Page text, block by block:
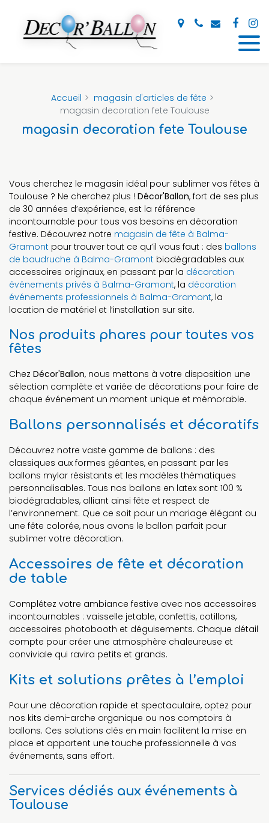
Accueil
magasin d'articles de fête
magasin decoration fete Toulouse
magasin decoration fete Toulouse
Vous cherchez le magasin idéal pour sublimer vos fêtes à
Toulouse ? Ne cherchez plus ! Décor'Ballon, fort de ses plus
de 30 années d’expérience, est la référence
incontournable pour tous vos besoins en décoration
festive. Découvrez notre magasin de fête à Balma-
Gramont pour trouver tout ce qu’il vous faut : des ballons
de baudruche à Balma-Gramont biodégradables aux
accessoires originaux, en passant par la décoration
événements privés à Balma-Gramont, la décoration
événements professionnels à Balma-Gramont, la
location de matériel et l’installation sur site.
Nos produits phares pour toutes vos
fêtes
Chez Décor'Ballon, nous mettons à votre disposition une
sélection complète et variée de décorations pour faire de
chaque événement un moment unique et mémorable.
Ballons personnalisés et décoratifs
Découvrez notre vaste gamme de ballons : des
classiques aux formes géantes, en passant par les
ballons mylar résistants et les modèles thématiques
personnalisables. Tous nos ballons en latex sont 100 %
biodégradables, alliant ainsi fête et respect de
l’environnement. Que ce soit pour un mariage élégant ou
une fête colorée, nous avons le ballon parfait pour
sublimer votre décoration.
Accessoires de fête et décoration
de table
Complétez votre ambiance festive avec nos accessoires
incontournables : vaisselle jetable, confettis, cotillons,
accessoires photobooth et déguisements. Chaque détail
compte pour créer une atmosphère chaleureuse et
conviviale qui ravira petits et grands.
Kits et solutions prêtes à l’emploi
Pour une décoration rapide et spectaculaire, optez pour
nos kits demi-arche organique ou nos comptoirs à
ballons. Ces solutions clés en main facilitent la mise en
place et apportent une touche professionnelle à vos
événements, sans effort.
Services dédiés aux événements à
Toulouse